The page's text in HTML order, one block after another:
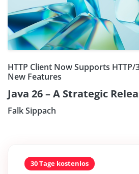
HTTP Client Now Supports
New Features
Java 26 – A Strategic
Falk Sippach
30 Tage kostenlos